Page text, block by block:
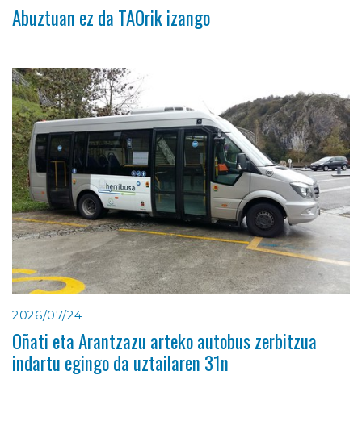
Abuztuan ez da TAOrik izango
2026/07/24
Oñati eta Arantzazu arteko autobus zerbitzua
indartu egingo da uztailaren 31n